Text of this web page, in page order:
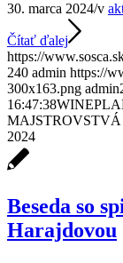
30. marca 2024/v
Čítať ďalej
https://
240 admin https://
300x163.png admin
16:47:38
2024
Beseda so
Harajdovou